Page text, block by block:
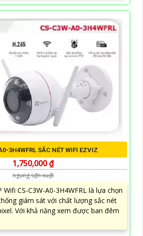
3H4WFRL SẮC NÉT WIFI EZVIZ
1,750,000 ₫
ngung s₫n xu₫t
CS-C3W-A0-3H4WFRL là lựa chọn
giám sát với chất lượng sắc nét
Với khả năng xem được ban đêm